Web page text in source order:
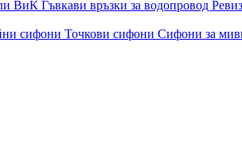
ВиК Гъвкави връзки за водопровод
сифони Точкови сифони Сифони за